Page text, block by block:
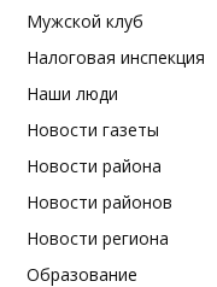
Мужской клуб
Налоговая инспекция
Наши люди
Новости газеты
Новости района
Новости районов
Новости региона
Образование